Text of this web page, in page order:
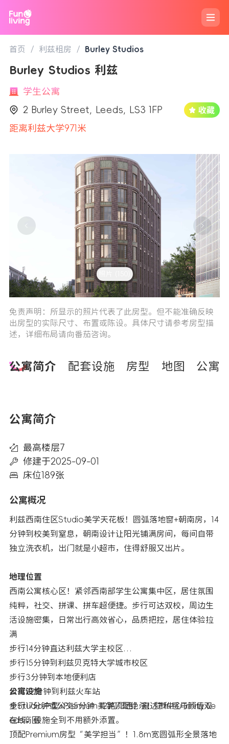
首页 / 利兹租房 / Burley Studios
Burley Studios 利兹
学生公寓
2 Burley Street, Leeds, LS3 1FP
距离利兹大学971米
免责声明：所显示的照片代表了此房型。但不能准确反映
出房型的实际尺寸、布置或陈设。具体尺寸请参考房型描
述，详细布局请向番茄咨询。
公寓简介 配套设施 房型 地图 公寓
公寓简介
最高楼层7
修建于2025-09-01
床位189张
公寓概况
利兹西南住区Studio美学天花板！圆弧落地窗+朝南房，14
分钟到校美到窒息，朝南设计让阳光铺满房间，每间自带
独立洗衣机，出门就是小超市，住得舒服又出片。
地理位置
西南公寓核心区！紧邻西南部学生公寓集中区，居住氛围
纯粹，社交、拼课、拼车超便捷。步行可达双校，周边生
活设施密集，日常出行高效省心，品质把控，居住体验拉
满
步行14分钟直达利兹大学主校区
步行15分钟到利兹贝克特大学城市校区
步行3分钟到本地便利店
步行22分钟到利兹火车站
步行17分钟或公交5分钟（2路/3路）直达市中心Trinity Le
eds商圈
公寓设施
全Studio户型+Premium美学顶配绝杀！隐私感与颜值双
在线，设施全到不用额外添置。
顶配Premium房型“美学担当”！1.8m宽圆弧形全景落地